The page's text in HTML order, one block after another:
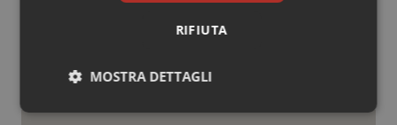
RIFIUTA
MOSTRA DETTAGLI
Necessari Statistici Marketing